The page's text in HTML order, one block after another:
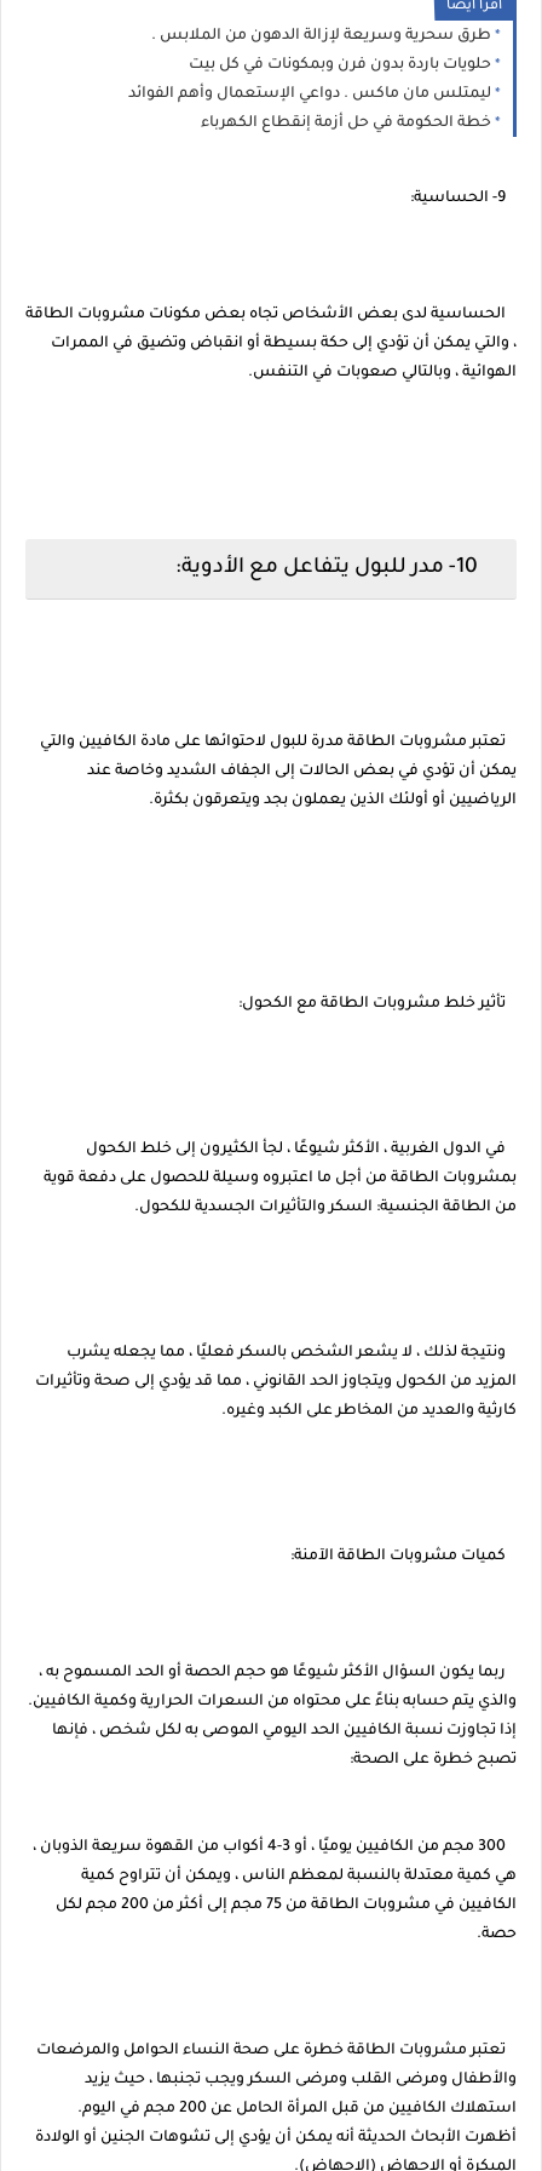
اقرا ايضا
طرق سحرية وسريعة لإزالة الدهون من الملابس .
حلويات باردة بدون فرن وبمكونات في كل بيت
ليمتلس مان ماكس . دواعي الإستعمال وأهم الفوائد
خطة الحكومة في حل أزمة إنقطاع الكهرباء
الحساسية لدى بعض الأشخاص تجاه بعض مكونات مشروبات الطاقة
، والتي يمكن أن تؤدي إلى حكة بسيطة أو انقباض وتضيق في الممرات
الهوائية ، وبالتالي صعوبات في التنفس.
تعتبر مشروبات الطاقة مدرة للبول لاحتوائها على مادة الكافيين والتي
يمكن أن تؤدي في بعض الحالات إلى الجفاف الشديد وخاصة عند
الرياضيين أو أولئك الذين يعملون بجد ويتعرقون بكثرة.
تأثير خلط مشروبات الطاقة مع الكحول:
في الدول الغربية ، الأكثر شيوعًا ، لجأ الكثيرون إلى خلط الكحول
بمشروبات الطاقة من أجل ما اعتبروه وسيلة للحصول على دفعة قوية
من الطاقة الجنسية: السكر والتأثيرات الجسدية للكحول.
ونتيجة لذلك ، لا يشعر الشخص بالسكر فعليًا ، مما يجعله يشرب
المزيد من الكحول ويتجاوز الحد القانوني ، مما قد يؤدي إلى صحة وتأثيرات
كارثية والعديد من المخاطر على الكبد وغيره.
كميات مشروبات الطاقة الآمنة:
ربما يكون السؤال الأكثر شيوعًا هو حجم الحصة أو الحد المسموح به ،
والذي يتم حسابه بناءً على محتواه من السعرات الحرارية وكمية الكافيين.
إذا تجاوزت نسبة الكافيين الحد اليومي الموصى به لكل شخص ، فإنها
تصبح خطرة على الصحة:
300 مجم من الكافيين يوميًا ، أو 3-4 أكواب من القهوة سريعة الذوبان ،
هي كمية معتدلة بالنسبة لمعظم الناس ، ويمكن أن تتراوح كمية
الكافيين في مشروبات الطاقة من 75 مجم إلى أكثر من 200 مجم لكل
حصة.
تعتبر مشروبات الطاقة خطرة على صحة النساء الحوامل والمرضعات
والأطفال ومرضى القلب ومرضى السكر ويجب تجنبها ، حيث يزيد
استهلاك الكافيين من قبل المرأة الحامل عن 200 مجم في اليوم.
أظهرت الأبحاث الحديثة أنه يمكن أن يؤدي إلى تشوهات الجنين أو الولادة
المبكرة أو الإجهاض (الإجهاض).